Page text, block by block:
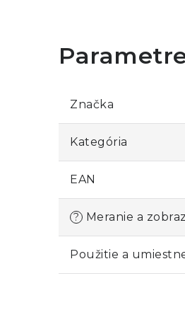
Návod na
Tento teplomer je
Značka
Kategória
EAN
? Meranie a
Použitie a